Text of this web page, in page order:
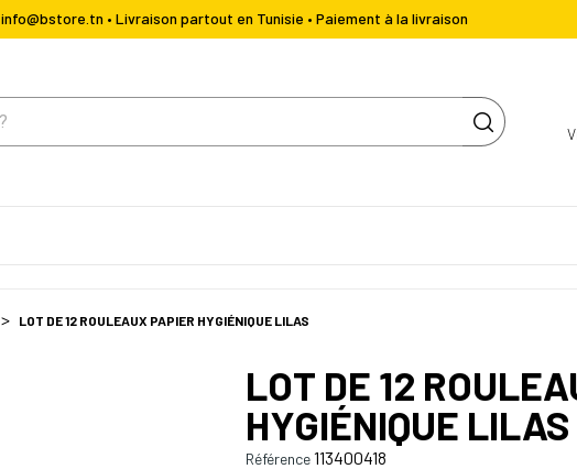
info@bstore.tn • Livraison partout en Tunisie • Paiement à la livraison
LOT DE 12 ROULEAUX PAPIER HYGIÉNIQUE LILAS
LOT DE 12
HYGIÉNIQUE LILAS
Référence113400418